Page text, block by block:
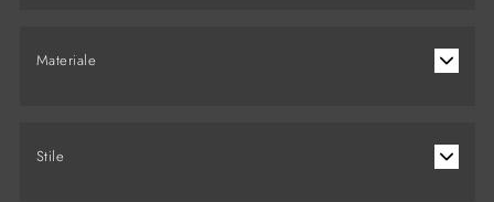
Materiale
Stile